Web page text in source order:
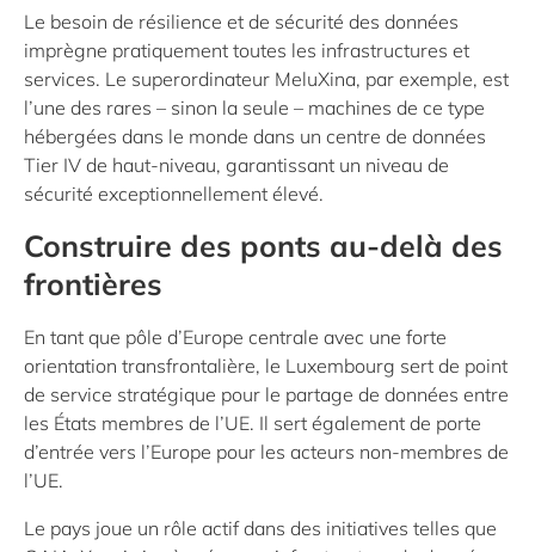
Le besoin de résilience et de sécurité des données
imprègne pratiquement toutes les infrastructures et
services. Le superordinateur MeluXina, par exemple, est
l’une des rares – sinon la seule – machines de ce type
hébergées dans le monde dans un centre de données
Tier IV de haut-niveau, garantissant un niveau de
sécurité exceptionnellement élevé.
Construire des ponts au-delà des
frontières
En tant que pôle d’Europe centrale avec une forte
orientation transfrontalière, le Luxembourg sert de point
de service stratégique pour le partage de données entre
les États membres de l’UE. Il sert également de porte
d’entrée vers l’Europe pour les acteurs non-membres de
l’UE.
Le pays joue un rôle actif dans des initiatives telles que